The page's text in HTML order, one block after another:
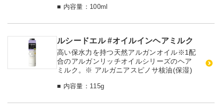
■ 内容量：100ml
ルシードエル #オイルインヘアミルク
高い保水力を持つ天然アルガンオイル※1配
合のアルガンリッチオイルシリーズのヘア
ミルク。※ アルガニアスピノサ核油(保湿)
■ 内容量：115g